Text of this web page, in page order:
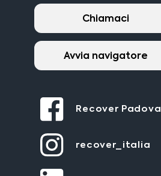
Chiamaci
Avvia navigatore
Recover Padova
recover_italia